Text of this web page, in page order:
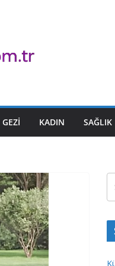
GEZI KADIN SAĞLIK